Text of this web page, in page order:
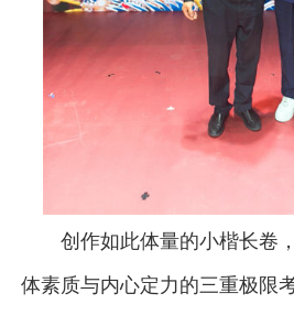
创作如此体量的小楷长卷
体素质与内心定力的三重极限